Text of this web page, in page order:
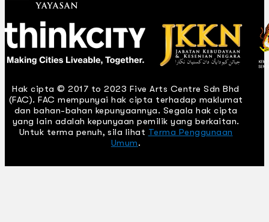
Hak cipta © 2017 to 2023 Five Arts Centre Sdn Bhd
(FAC). FAC mempunyai hak cipta terhadap maklumat
dan bahan-bahan kepunyaannya. Segala hak cipta
yang lain adalah kepunyaan pemilik yang berkaitan.
Untuk terma penuh, sila lihat Terma Penggunaan
Umum.